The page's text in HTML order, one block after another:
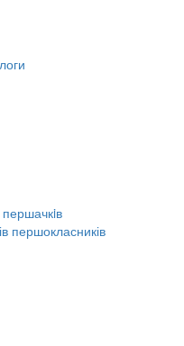
першачкiв
першокласників